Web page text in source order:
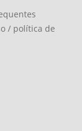
/ política de